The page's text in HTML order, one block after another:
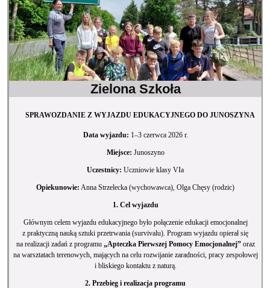
Zielona Szkoła
SPRAWOZDANIE Z WYJAZDU EDUKACYJNEGO DO JUNOSZYNA
Data wyjazdu: 1–3 czerwca 2026 r.
Miejsce: Junoszyno
Uczestnicy: Uczniowie klasy VIa
Opiekunowie: Anna Strzelecka (wychowawca), Olga Chęsy (rodzic)
1. Cel wyjazdu
Głównym celem wyjazdu edukacyjnego było połączenie edukacji emocjonalnej
z praktyczną nauką sztuki przetrwania (survivalu). Program wyjazdu opierał się
na realizacji zadań z programu „Apteczka Pierwszej Pomocy Emocjonalnej”oraz
na warsztatach terenowych, mających na celu rozwijanie zaradności, pracy zespołowej
i bliskiego kontaktu z naturą.
2. Przebieg i realizacja programu